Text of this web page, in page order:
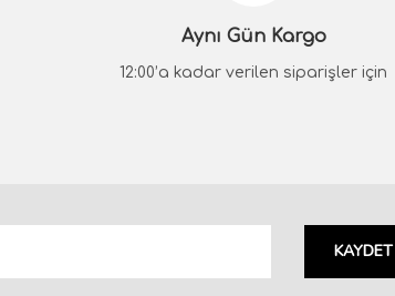
Aynı Gün Kargo
12:00’a kadar verilen siparişler için
KAYDET